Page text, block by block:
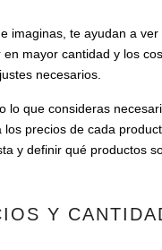
imaginas, te ayudan a
mayor cantidad y los
necesarios.
lo que consideras
precios de cada
y definir qué productos
Y